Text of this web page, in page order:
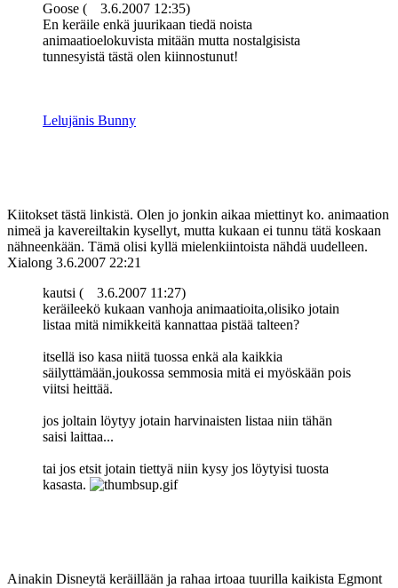
Goose (
3.6.2007 12:35)
En keräile enkä juurikaan tiedä noista
animaatioelokuvista mitään mutta nostalgisista
tunnesyistä tästä olen kiinnostunut!
Lelujänis Bunny
Kiitokset tästä linkistä. Olen jo jonkin aikaa miettinyt ko. animaation
nimeä ja kavereiltakin kysellyt, mutta kukaan ei tunnu tätä koskaan
nähneenkään. Tämä olisi kyllä mielenkiintoista nähdä uudelleen.
Xialong 3.6.2007 22:21
kautsi (
3.6.2007 11:27)
keräileekö kukaan vanhoja animaatioita,olisiko jotain
listaa mitä nimikkeitä kannattaa pistää talteen?
itsellä iso kasa niitä tuossa enkä ala kaikkia
säilyttämään,joukossa semmosia mitä ei myöskään pois
viitsi heittää.
jos joltain löytyy jotain harvinaisten listaa niin tähän
saisi laittaa...
tai jos etsit jotain tiettyä niin kysy jos löytyisi tuosta
kasasta.
Ainakin Disneytä keräillään ja rahaa irtoaa tuurilla kaikista Egmont